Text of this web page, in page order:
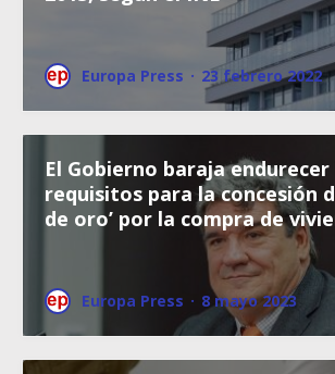
Europa Press · 23 febrero 2022
El Gobierno baraja endurecer
requisitos para la concesión
de oro’ por la compra de
Europa Press · 8 mayo 2023